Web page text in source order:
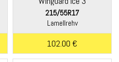
215/55R17
Lamellrehv
102.00 €